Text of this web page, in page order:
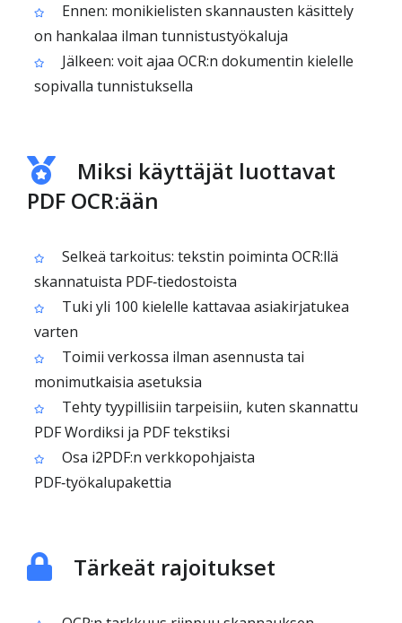
Ennen: monikielisten skannausten käsittely
on hankalaa ilman tunnistustyökaluja
Jälkeen: voit ajaa OCR:n dokumentin kielelle
sopivalla tunnistuksella
Miksi käyttäjät luottavat
PDF OCR:ään
Selkeä tarkoitus: tekstin poiminta OCR:llä
skannatuista PDF‑tiedostoista
Tuki yli 100 kielelle kattavaa asiakirjatukea
varten
Toimii verkossa ilman asennusta tai
monimutkaisia asetuksia
Tehty tyypillisiin tarpeisiin, kuten skannattu
PDF Wordiksi ja PDF tekstiksi
Osa i2PDF:n verkkopohjaista
PDF‑työkalupakettia
Tärkeät rajoitukset